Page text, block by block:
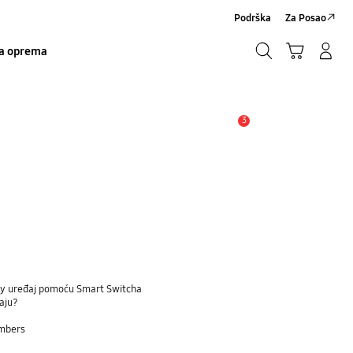
oprema
Podrška Za Posao
3
uređaj pomoću Smart Switcha